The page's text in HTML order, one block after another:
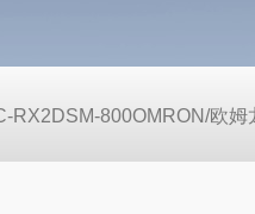
RX2DSM-800OMRON/欧